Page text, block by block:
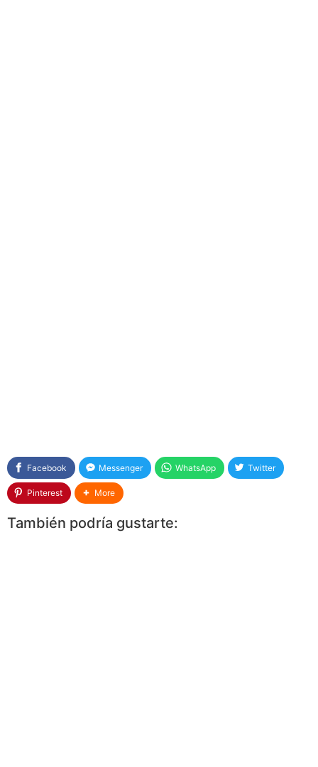
Facebook Messenger WhatsApp Twitter
Pinterest More
También podría gustarte: